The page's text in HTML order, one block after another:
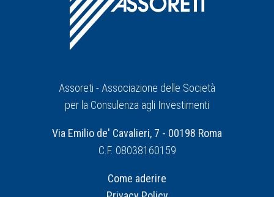
Assoreti - Associazione delle Società
per la Consulenza agli Investimenti
Via Emilio de' Cavalieri, 7 - 00198 Roma
C.F. 08038160159
Come aderire